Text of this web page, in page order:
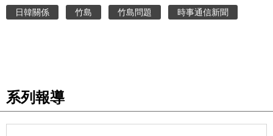
教育
醫療健康
日韓關係 竹島 竹島問題 時事通信新聞
系列報導